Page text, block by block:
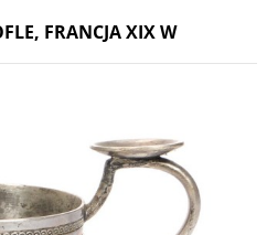
FRANCJA XIX W